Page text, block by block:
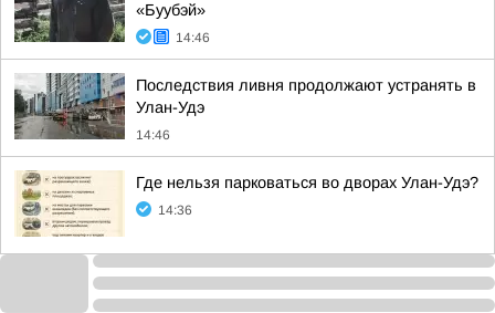
«Буубэй»
14:46
Последствия ливня продолжают устранять в
Улан-Удэ
14:46
Где нельзя парковаться во дворах Улан-Удэ?
14:36